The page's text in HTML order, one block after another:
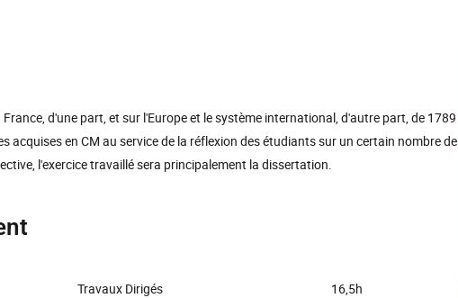
d'une part, et sur l'Europe et le système international, d'autre part, de 1789
acquises en CM au service de la réflexion des étudiants sur un certain nombre de
l'exercice travaillé sera principalement la dissertation.
Travaux Dirigés 16,5h